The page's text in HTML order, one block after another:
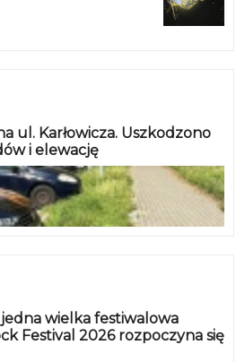
ul. Karłowicza. Uszkodzono
i elewację
wielka festiwalowa
Festival 2026 rozpoczyna się